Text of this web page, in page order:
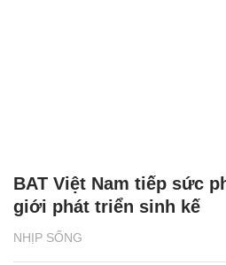
NHỊP SỐNG
BAT Việt Nam tiếp sức
giới phát triển sinh kế